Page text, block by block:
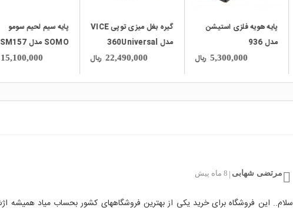
پایه هویه فلزی استیشن
مدل 936
5,300,000 ریال
گیره بغل میزی توپی VICE
مدل 360Universal
22,490,000 ریال
پایه سیم لحیم سومو
SOMO مدل SM157
15,100,000
مرتضی شهابی | 8 ماه پیش
سلام.. این فروشگاه برای خرید یکی از بهترین فروشگاههای کشور بحساب میاد همیشه